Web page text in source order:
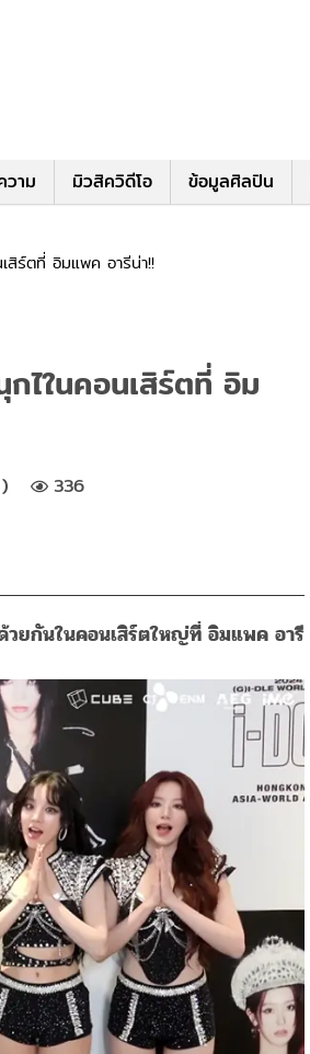
าม มิวสิควิดีโอ ข้อมูลศิลปิน
สิร์ตที่ อิมแพค อารีน่า!!
ไในคอนเสิร์ตที่ อิม
336
วยกันในคอนเสิร์ตใหญ่ที่ อิมแพค อารี